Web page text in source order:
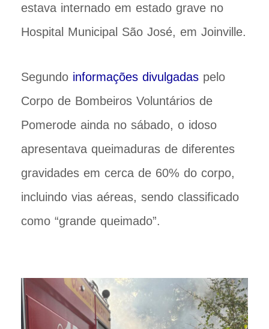
estava internado em estado grave no
Hospital Municipal São José, em Joinville.
Segundo informações divulgadas pelo
Corpo de Bombeiros Voluntários de
Pomerode ainda no sábado, o idoso
apresentava queimaduras de diferentes
gravidades em cerca de 60% do corpo,
incluindo vias aéreas, sendo classificado
como “grande queimado”.